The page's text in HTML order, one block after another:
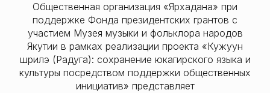
Общественная организация «Ярхадана» при
поддержке Фонда президентских грантов с
участием Музея музыки и фольклора народов
Якутии в рамках реализации проекта «Кужуун
шөрилэ (Радуга): сохранение юкагирского языка и
культуры посредством поддержки общественных
инициатив» представляет